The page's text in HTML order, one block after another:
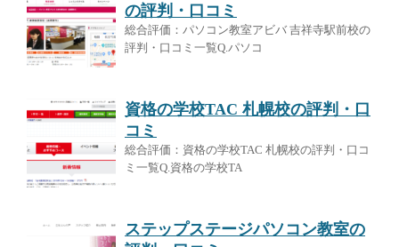
の評判・口コミ
総合評価：パソコン教室アビバ 吉祥寺駅前校の
評判・口コミ一覧Q.パソコ
資格の学校TAC 札幌校の評判・口
コミ
総合評価：資格の学校TAC 札幌校の評判・口コ
ミ一覧Q.資格の学校TA
ステップステージパソコン教室の